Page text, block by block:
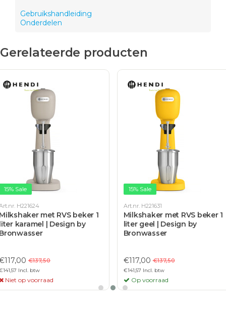
Gebruikshandleiding
Onderdelen
Gerelateerde producten
15% Sale
H221624
met RVS beker 1
karamel | Design by
€137,50
Incl. btw
Niet op voorraad
15% Sale
Art.nr. H221631
Milkshaker met RVS beker 1
liter geel | Design by
Bronwasser
€117,00 €137,50
€141,57 Incl. btw
Op voorraad